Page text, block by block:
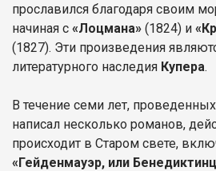
прославился благодаря своим
начиная с «Лоцмана» (1824) и
(1827). Эти произведения
литературного наследия Купера.
В течение семи лет,
написал несколько романов,
происходит в Старом свете,
«Гейденмауэр, или